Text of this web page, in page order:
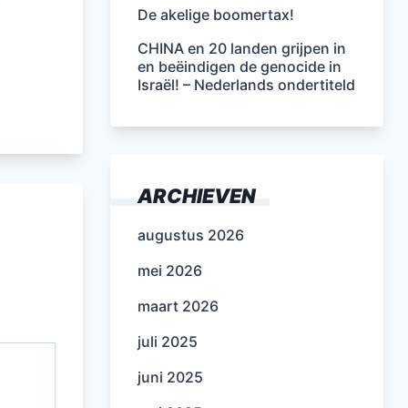
De akelige boomertax!
CHINA en 20 landen grijpen in
en beëindigen de genocide in
Israël! – Nederlands ondertiteld
ARCHIEVEN
augustus 2026
mei 2026
maart 2026
juli 2025
juni 2025